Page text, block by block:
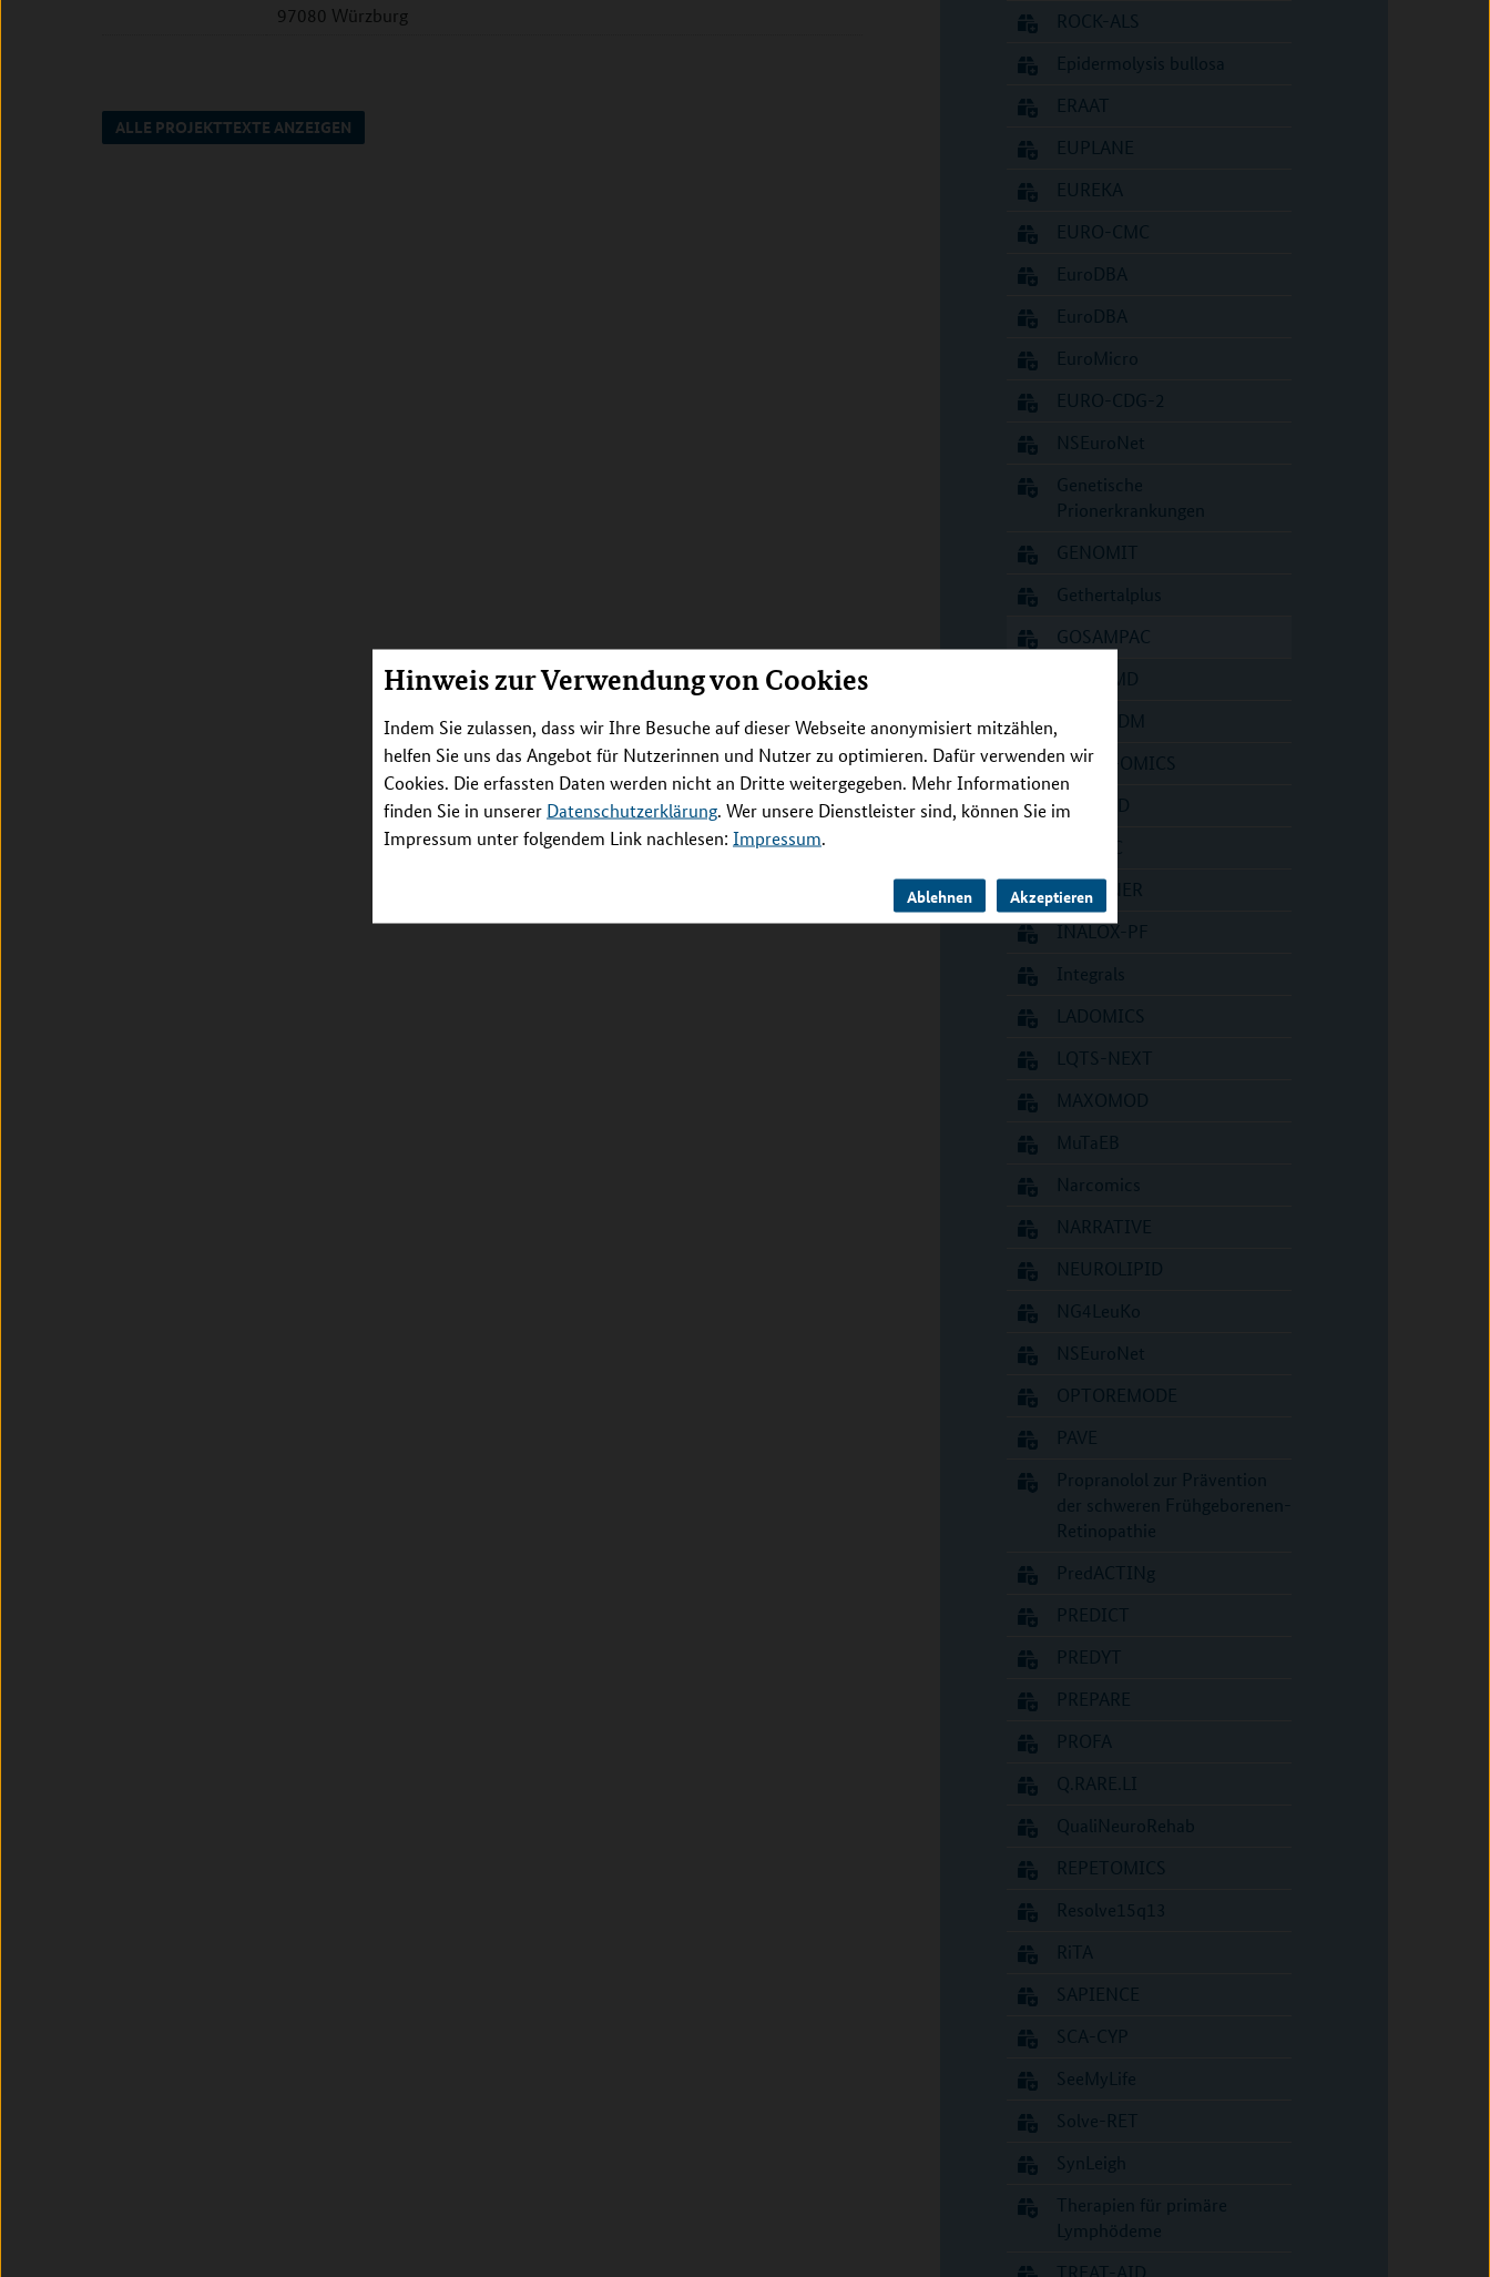
Hinweis zur Verwendung von Cookies
Indem Sie zulassen, dass wir Ihre Besuche auf dieser Webseite anonymisiert mitzählen,
helfen Sie uns das Angebot für Nutzerinnen und Nutzer zu optimieren. Dafür verwenden wir
Cookies. Die erfassten Daten werden nicht an Dritte weitergegeben. Mehr Informationen
finden Sie in unserer Datenschutzerklärung. Wer unsere Dienstleister sind, können Sie im
Impressum unter folgendem Link nachlesen: Impressum.
Ablehnen Akzeptieren
97080 Würzburg
ALLE PROJEKTTEXTE ANZEIGEN
ROCK-ALS
Epidermolysis bullosa
ERAAT
EUPLANE
EUREKA
EURO-CMC
EuroDBA
EuroDBA
EuroMicro
EURO-CDG-2
NSEuroNet
Genetische
Prionerkrankungen
GENOMIT
Gethertalplus
GOSAMPAC
GrowDMD
HEART DM
HETER-OMICS
Hipbi-RD
IIH-ECC
IMAGINER
INALOX-PF
Integrals
LADOMICS
LQTS-NEXT
MAXOMOD
MuTaEB
Narcomics
NARRATIVE
NEUROLIPID
NG4LeuKo
NSEuroNet
OPTOREMODE
PAVE
Propranolol zur Prävention
der schweren Frühgeborenen-
Retinopathie
PredACTINg
PREDICT
PREDYT
PREPARE
PROFA
Q.RARE.LI
QualiNeuroRehab
REPETOMICS
Resolve15q13
RiTA
SAPIENCE
SCA-CYP
SeeMyLife
Solve-RET
SynLeigh
Therapien für primäre
Lymphödeme
TREAT-AID